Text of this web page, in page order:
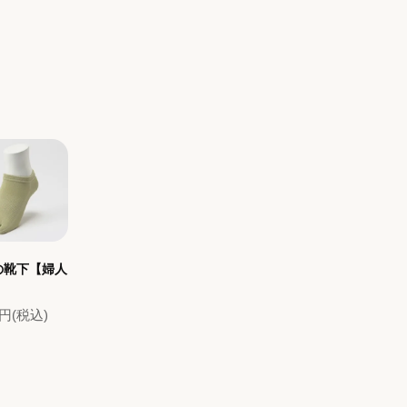
靴下【婦人
(税込)